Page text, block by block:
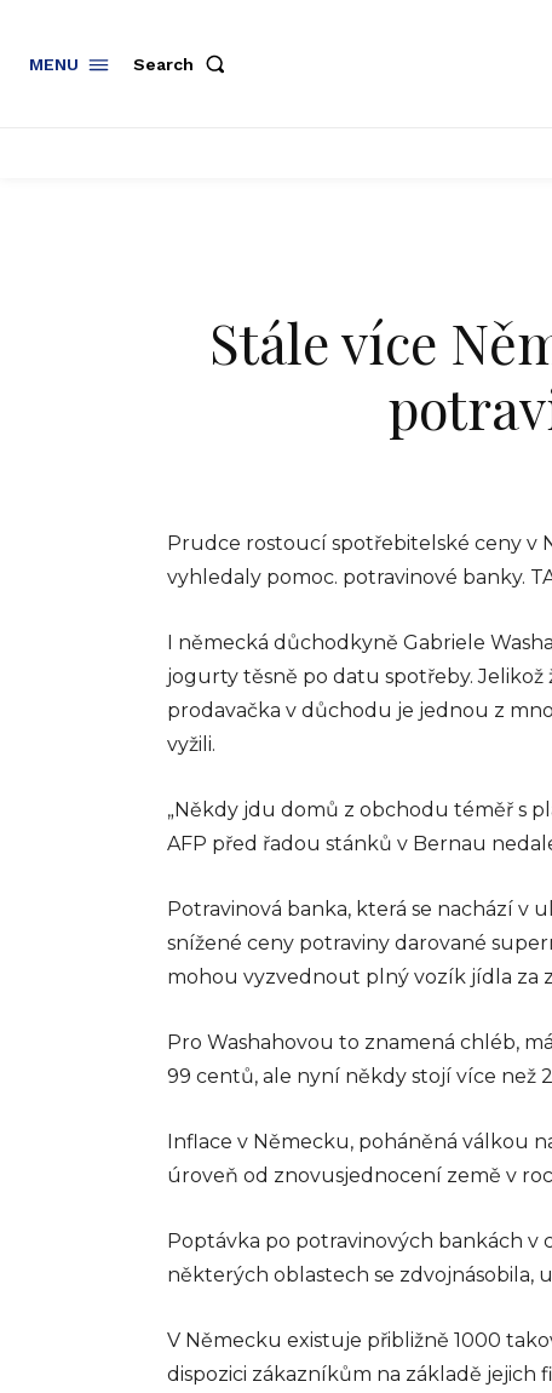
MENU Search
Stále více
Prudce rostoucí spotřebitelské ceny v
vyhledaly pomoc. potravinové banky.
I německá důchodkyně Gabriele
jogurty těsně po datu spotřeby.
prodavačka v důchodu je jednou z
vyžili.
„Někdy jdu domů z obchodu téměř s
AFP před řadou stánků v Bernau
Potravinová banka, která se nachází v
snížené ceny potraviny darované
mohou vyzvednout plný vozík jídla za
Pro Washahovou to znamená chléb,
99 centů, ale nyní někdy stojí více než 2
Inflace v Německu, poháněná válkou
úroveň od znovusjednocení země v
Poptávka po potravinových bankách v
některých oblastech se zdvojnásobila,
V Německu existuje přibližně 1000
dispozici zákazníkům na základě jejich